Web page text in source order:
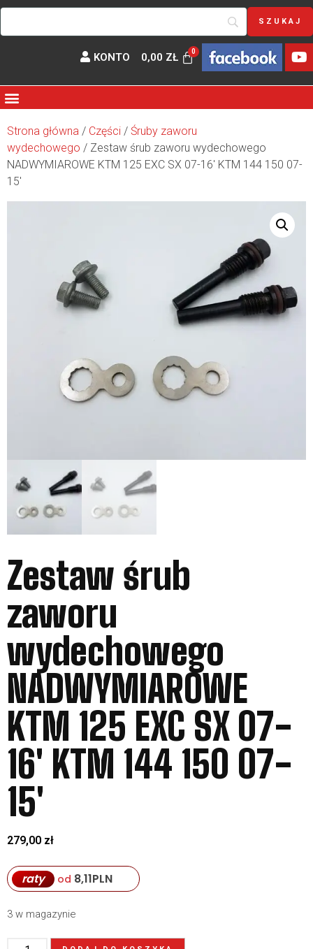
KONTO 0,00 ZŁ
Strona główna / Części / Śruby zaworu
wydechowego / Zestaw śrub zaworu wydechowego
NADWYMIAROWE KTM 125 EXC SX 07-16′ KTM 144 150 07-
15′
Zestaw śrub
zaworu
wydechowego
NADWYMIAROWE
KTM 125 EXC SX 07-
16′ KTM 144 150 07-
15′
279,00 zł
raty od 8,11PLN
3 w magazynie